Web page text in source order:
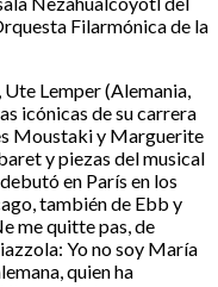
Filarmónica de la
Ute Lemper (Alemania,
icónicas de su carrera
Moustaki y Marguerite
y piezas del musical
en París en los
también de Ebb y
me quitte pas, de
Yo no soy María
quien ha